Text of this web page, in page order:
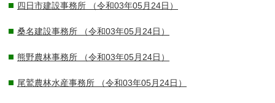
四日市建設事務所 （令和03年05月24日）
桑名建設事務所 （令和03年05月24日）
熊野農林事務所 （令和03年05月24日）
尾鷲農林水産事務所 （令和03年05月24日）